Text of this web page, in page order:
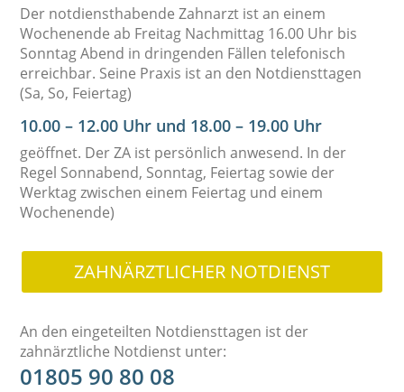
Der notdiensthabende Zahnarzt ist an einem
Wochenende ab Freitag Nachmittag 16.00 Uhr bis
Sonntag Abend in dringenden Fällen telefonisch
erreichbar. Seine Praxis ist an den Notdiensttagen
(Sa, So, Feiertag)
10.00 – 12.00 Uhr und 18.00 – 19.00 Uhr
geöffnet. Der ZA ist persönlich anwesend. In der
Regel Sonnabend, Sonntag, Feiertag sowie der
Werktag zwischen einem Feiertag und einem
Wochenende)
ZAHNÄRZTLICHER NOTDIENST
An den eingeteilten Notdiensttagen ist der
zahnärztliche Notdienst unter:
01805 90 80 08